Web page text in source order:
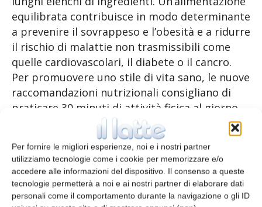
Per fornire le migliori esperienze, noi e i nostri partner
utilizziamo tecnologie come i cookie per memorizzare e/o
accedere alle informazioni del dispositivo. Il consenso a queste
tecnologie permetterà a noi e ai nostri partner di elaborare dati
personali come il comportamento durante la navigazione o gli ID
equilibrata contribuisce in modo determinante
a prevenire il sovrappeso e l’obesità e a ridurre
il rischio di malattie non trasmissibili come
quelle cardiovascolari, il diabete o il cancro.
Per promuovere uno stile di vita sano, le nuove
raccomandazioni nutrizionali consigliano di
praticare 30 minuti di attività fisica al giorno.
In combinazione con un comportamento
d’acquisto consapevole, possono inoltre
concorrere a ridurre in misura significativa
l’inquinamento ambientale e lo spreco
alimentare.